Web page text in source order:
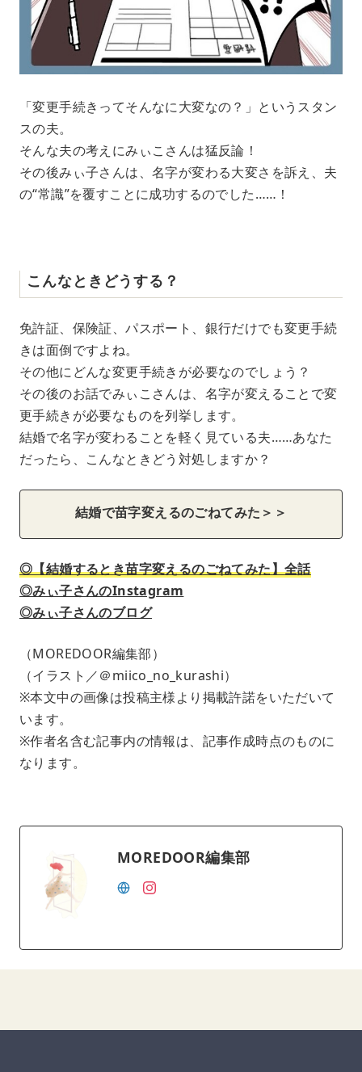
「変更手続きってそんなに大変なの？」というスタン
スの夫。
そんな夫の考えにみぃこさんは猛反論！
その後みぃ子さんは、名字が変わる大変さを訴え、夫
の“常識”を覆すことに成功するのでした……！
こんなときどうする？
免許証、保険証、パスポート、銀行だけでも変更手続
きは面倒ですよね。
その他にどんな変更手続きが必要なのでしょう？
その後のお話でみぃこさんは、名字が変えることで変
更手続きが必要なものを列挙します。
結婚で名字が変わることを軽く見ている夫……あなた
だったら、こんなときどう対処しますか？
結婚で苗字変えるのごねてみた＞＞
◎【結婚するとき苗字変えるのごねてみた】全話
◎みぃ子さんのInstagram
◎みぃ子さんのブログ
（MOREDOOR編集部）
（イラスト／＠miico_no_kurashi）
※本文中の画像は投稿主様より掲載許諾をいただいて
います。
※作者名含む記事内の情報は、記事作成時点のものに
なります。
MOREDOOR編集部